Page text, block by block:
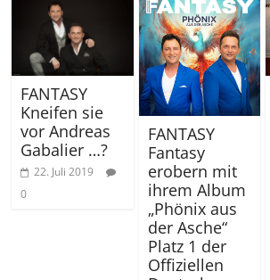
FANTASY
Kneifen sie
vor Andreas
Gabalier …?
22. Juli 2019
0
FANTASY
Fantasy
erobern mit
ihrem Album
„Phönix aus
der Asche“
Platz 1 der
Offiziellen